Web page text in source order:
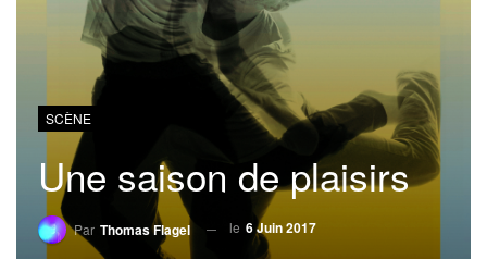
SCÈNE
Une saison de plaisirs
Par Thomas Flagel le 6 Juin 2017